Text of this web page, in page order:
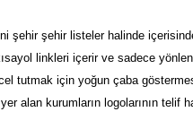
şehir şehir listeler halinde
linkleri içerir ve sadece
tutmak için yoğun çaba
alan kurumların logolarının telif